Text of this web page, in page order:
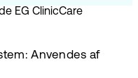
EG ClinicCare
Anvendes af